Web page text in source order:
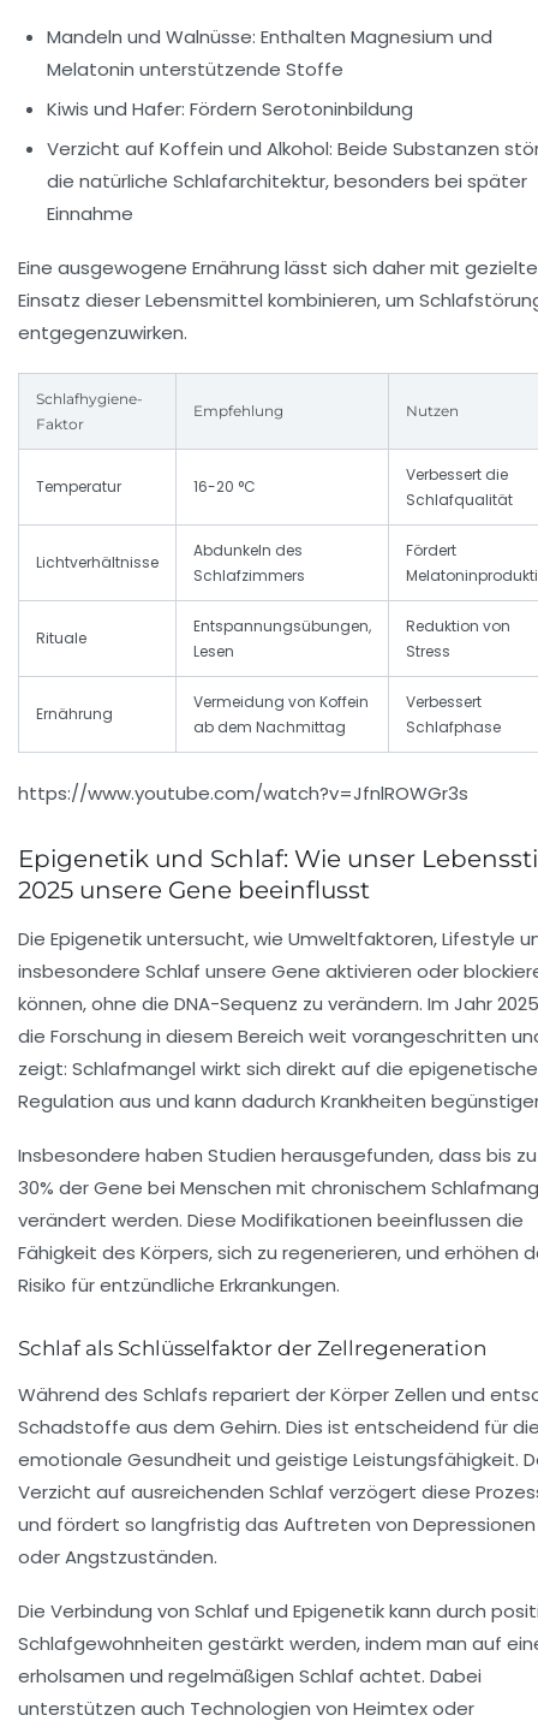
Mandeln und Walnüsse: Enthalten Magnesium und
Melatonin unterstützende Stoffe
Kiwis und Hafer: Fördern Serotoninbildung
Verzicht auf Koffein und Alkohol: Beide Substanzen
die natürliche Schlafarchitektur, besonders bei später
Einnahme
Eine ausgewogene Ernährung lässt sich daher mit
Einsatz dieser Lebensmittel kombinieren, um
entgegenzuwirken.
Schlafhygiene-
Faktor
Empfehlung Nutzen
Temperatur 16-20 °C
Verbessert die
Schlafqualität
Lichtverhältnisse
Abdunkeln des
Schlafzimmers
Fördert
Rituale
Entspannungsübungen,
Lesen
Reduktion von
Stress
Ernährung
Vermeidung von Koffein
ab dem Nachmittag
Verbessert
Schlafphase
https://www.youtube.com/watch?v=JfnlROWGr3s
Epigenetik und Schlaf: Wie unser
2025 unsere Gene beeinflusst
Die Epigenetik untersucht, wie Umweltfaktoren, Lifestyle
insbesondere Schlaf unsere Gene aktivieren oder
können, ohne die DNA-Sequenz zu verändern. Im Jahr
die Forschung in diesem Bereich weit vorangeschritten
zeigt: Schlafmangel wirkt sich direkt auf die epigenetische
Regulation aus und kann dadurch Krankheiten
Insbesondere haben Studien herausgefunden, dass bis zu
30% der Gene bei Menschen mit chronischem
verändert werden. Diese Modifikationen beeinflussen die
Fähigkeit des Körpers, sich zu regenerieren, und erhöhen
Risiko für entzündliche Erkrankungen.
Schlaf als Schlüsselfaktor der Zellregeneration
Während des Schlafs repariert der Körper Zellen und
Schadstoffe aus dem Gehirn. Dies ist entscheidend für
emotionale Gesundheit und geistige Leistungsfähigkeit.
Verzicht auf ausreichenden Schlaf verzögert diese
und fördert so langfristig das Auftreten von Depressionen
oder Angstzuständen.
Die Verbindung von Schlaf und Epigenetik kann durch
Schlafgewohnheiten gestärkt werden, indem man auf
erholsamen und regelmäßigen Schlaf achtet. Dabei
unterstützen auch Technologien von Heimtex oder